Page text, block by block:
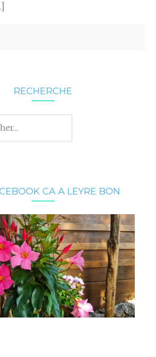
RECHERCHE
CA A LEYRE BON